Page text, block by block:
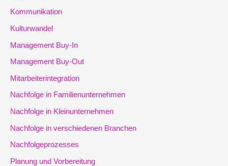
Kommunikation
Kulturwandel
Management Buy-In
Management Buy-Out
Mitarbeiterintegration
Nachfolge in Familienunternehmen
Nachfolge in Kleinunternehmen
Nachfolge in verschiedenen Branchen
Nachfolgeprozesses
Planung und Vorbereitung